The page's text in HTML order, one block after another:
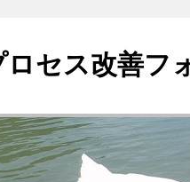
ロセス改善フ